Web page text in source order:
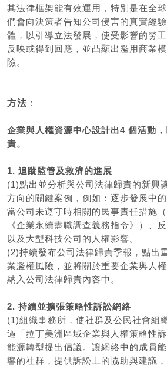
其法律框架能有效運用，特別是在全
們會向決策者告知公司侵害的真實經
體，以引導立法發展，使受影響的勞
反映或得到回應，並凸顯出濫用商業
險。
方法 ：
企業與人權資源中心設計出4 個活動
責。
1. 追蹤監管及救濟的進展
(1)點出並分析與公司法律歸責的新興
方向的關鍵案例，例如：逐步發展中
當公司未遵守時相關的民事責任措施
《企業永續盡職調查義務指令》）、
以及大型科技公司的人權影響。
(2)持續發布公司法律歸責季報，點出
業濫權風險，並將關於重要企業與人
納入公司法律歸責內容中。
2. 持續並擴張策略性訴訟網絡
(1)組織事務所，使社群及公民社會組
過「拉丁美洲區域企業與人權策略性
能源轉型提出倡議。讓網絡中的成員
響的社群，提供訴訟上的協助與建議